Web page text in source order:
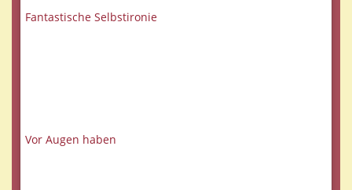
Fantastische Selbstironie
Vor Augen haben